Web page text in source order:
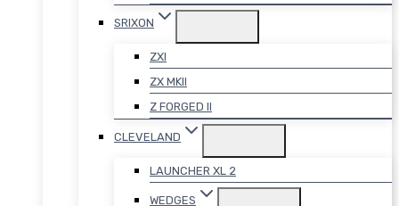
SRIXON
ZXI
ZX MKII
Z FORGED II
CLEVELAND
LAUNCHER XL 2
WEDGES